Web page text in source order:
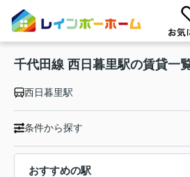
千代田線 西日暮里駅の賃貸一
西日暮里駅
条件から探す
おすすめの駅